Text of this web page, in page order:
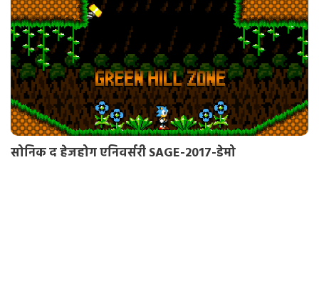
सोनिक द हेजहोग एनिवर्सरी SAGE-2017-डेमो